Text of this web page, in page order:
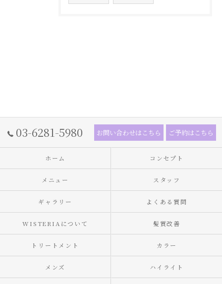
03-6281-5980 お問い合わせはこちら ご予約はこちら
ホーム コンセプト
メニュー スタッフ
ギャラリー よくある質問
WISTERIAについて 髪質改善
トリートメント カラー
メンズ ハイライト